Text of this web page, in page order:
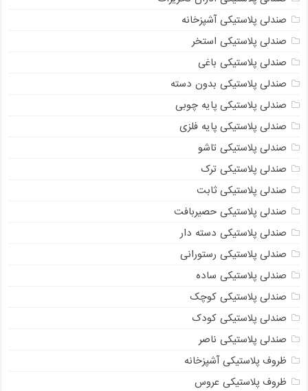
صندلی پلاستیکی آشپزخانه
صندلی پلاستیکی استخر
صندلی پلاستیکی باغی
صندلی پلاستیکی بدون دسته
صندلی پلاستیکی پایه چوبی
صندلی پلاستیکی پایه فلزی
صندلی پلاستیکی تاشو
صندلی پلاستیکی ترک
صندلی پلاستیکی ثابت
صندلی پلاستیکی حصیربافت
صندلی پلاستیکی دسته دار
صندلی پلاستیکی رستورانی
صندلی پلاستیکی ساده
صندلی پلاستیکی کوچک
صندلی پلاستیکی کودک
صندلی پلاستیکی ناصر
ظروف پلاستیکی آشپزخانه
ظروف پلاستیکی عروس